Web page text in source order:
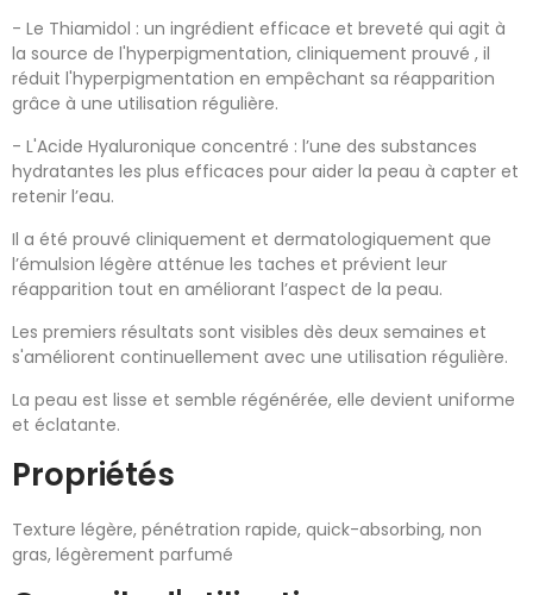
- Le Thiamidol : un ingrédient efficace et breveté qui agit à
la source de l'hyperpigmentation, cliniquement prouvé , il
réduit l'hyperpigmentation en empêchant sa réapparition
grâce à une utilisation régulière.
- L'Acide Hyaluronique concentré : l’une des substances
hydratantes les plus efficaces pour aider la peau à capter et
retenir l’eau.
Il a été prouvé cliniquement et dermatologiquement que
l’émulsion légère atténue les taches et prévient leur
réapparition tout en améliorant l’aspect de la peau.
Les premiers résultats sont visibles dès deux semaines et
s'améliorent continuellement avec une utilisation régulière.
La peau est lisse et semble régénérée, elle devient uniforme
et éclatante.
Propriétés
Texture légère, pénétration rapide, quick-absorbing, non
gras, légèrement parfumé